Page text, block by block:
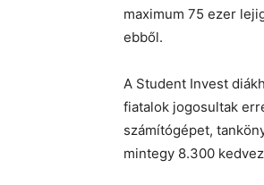
maximum 75 ezer
ebből.
A Student Invest
fiatalok jogosultak
számítógépet,
mintegy 8.300